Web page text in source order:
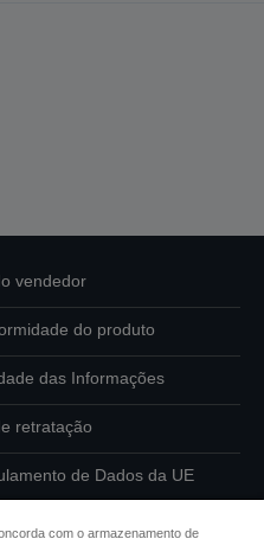
vendedor
do produto
das Informações
retratação
de Dados da UE
com o armazenamento de